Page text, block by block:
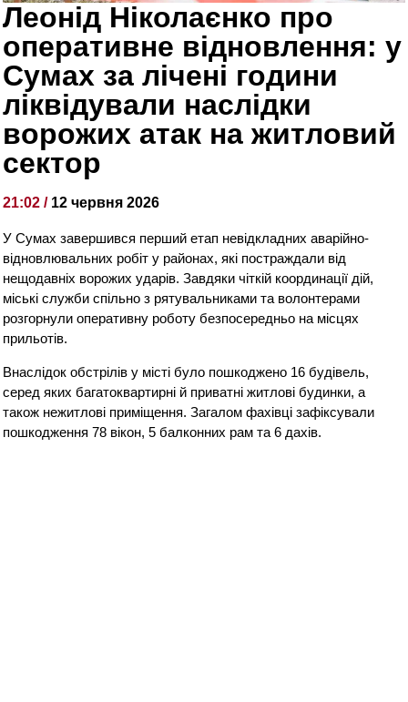
Леонід Ніколаєнко про
оперативне відновлення: у
Сумах за лічені години
ліквідували наслідки
ворожих атак на житловий
сектор
21:02 / 12 червня 2026
У Сумах завершився перший етап невідкладних аварійно-
відновлювальних робіт у районах, які постраждали від
нещодавніх ворожих ударів. Завдяки чіткій координації дій,
міські служби спільно з рятувальниками та волонтерами
розгорнули оперативну роботу безпосередньо на місцях
прильотів.
Внаслідок обстрілів у місті було пошкоджено 16 будівель,
серед яких багатоквартирні й приватні житлові будинки, а
також нежитлові приміщення. Загалом фахівці зафіксували
пошкодження 78 вікон, 5 балконних рам та 6 дахів.